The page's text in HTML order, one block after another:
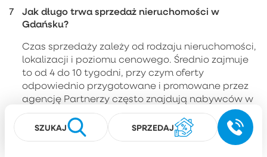
Jak długo trwa sprzedaż nieruchomości w
Gdańsku?
Czas sprzedaży zależy od rodzaju nieruchomości,
lokalizacji i poziomu cenowego. Średnio zajmuje
to od 4 do 10 tygodni, przy czym oferty
odpowiednio przygotowane i promowane przez
agencję Partnerzy często znajdują nabywców w
znacznie krótszym czasie.
Czy przy zakupie nieruchomości w Gdańsku
można liczyć na wsparcie kredytowe?
SZUKAJ SPRZEDAJ